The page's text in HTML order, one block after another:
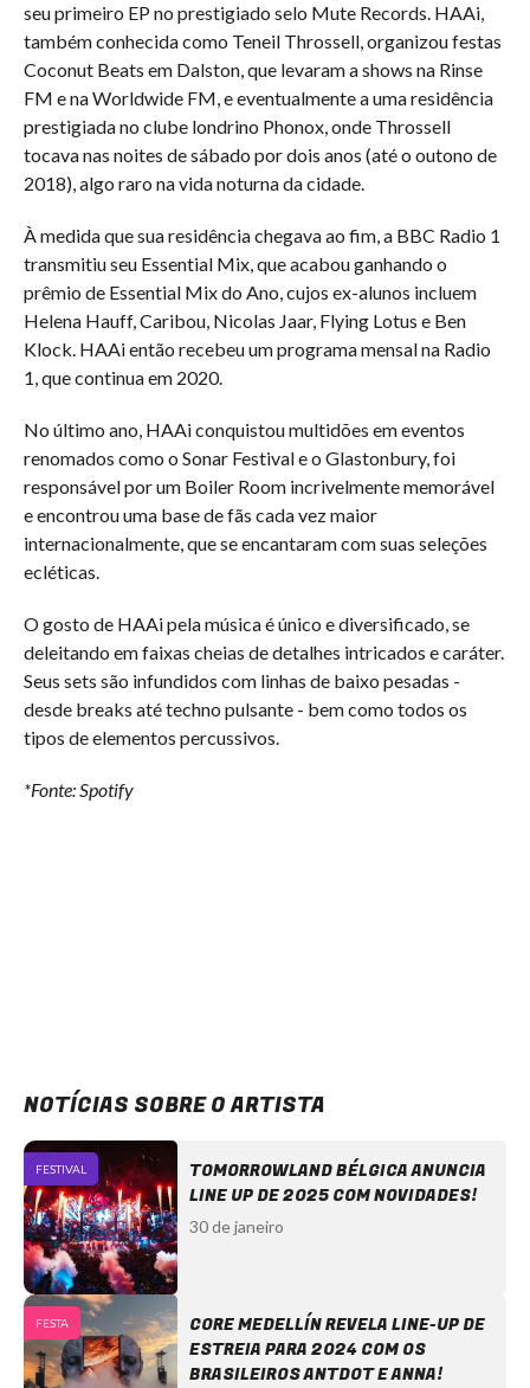
seu primeiro EP no prestigiado selo Mute Records. HAAi,
também conhecida como Teneil Throssell, organizou festas
Coconut Beats em Dalston, que levaram a shows na Rinse
FM e na Worldwide FM, e eventualmente a uma residência
prestigiada no clube londrino Phonox, onde Throssell
tocava nas noites de sábado por dois anos (até o outono de
2018), algo raro na vida noturna da cidade.
À medida que sua residência chegava ao fim, a BBC Radio 1
transmitiu seu Essential Mix, que acabou ganhando o
prêmio de Essential Mix do Ano, cujos ex-alunos incluem
Helena Hauff, Caribou, Nicolas Jaar, Flying Lotus e Ben
Klock. HAAi então recebeu um programa mensal na Radio
1, que continua em 2020.
No último ano, HAAi conquistou multidões em eventos
renomados como o Sonar Festival e o Glastonbury, foi
responsável por um Boiler Room incrivelmente memorável
e encontrou uma base de fãs cada vez maior
internacionalmente, que se encantaram com suas seleções
ecléticas.
O gosto de HAAi pela música é único e diversificado, se
deleitando em faixas cheias de detalhes intricados e caráter.
Seus sets são infundidos com linhas de baixo pesadas -
desde breaks até techno pulsante - bem como todos os
tipos de elementos percussivos.
*Fonte: Spotify
NOTÍCIAS SOBRE O ARTISTA
FESTIVAL
TOMORROWLAND BÉLGICA ANUNCIA
LINE UP DE 2025 COM NOVIDADES!
30 de janeiro
FESTA
CORE MEDELLÍN REVELA LINE-UP DE
ESTREIA PARA 2024 COM OS
BRASILEIROS ANTDOT E ANNA!